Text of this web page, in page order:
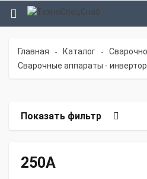
Главная - Каталог -
Сварочные аппараты -
Показать фильтр
250А